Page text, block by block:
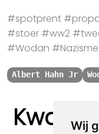
Wij
#spotprent
#stoer #ww2
#Wodan
Albert Hahn Jr